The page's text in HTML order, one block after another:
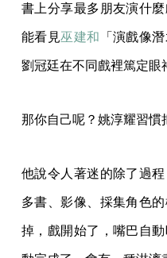
書上分享最多朋友演什
能看見巫建和 「演戲像
劉冠廷在不同戲裡篤定眼
那你自己呢？姚淳耀習慣
他說令人著迷的除了過
多書、影像、採集角色
掉，戲開始了，嘴巴自